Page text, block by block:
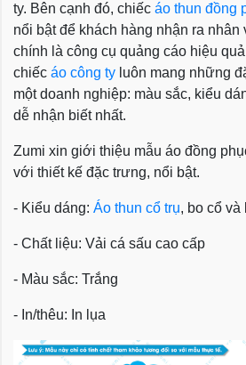
ty. Bên cạnh đó, chiếc áo thun đồng
nổi bật để khách hàng nhận ra nhân
chính là công cụ quảng cáo hiệu
chiếc áo công ty luôn mang những
một doanh nghiệp: màu sắc, kiểu
dễ nhận biết nhất.
Zumi xin giới thiệu mẫu áo đồng
với thiết kế đặc trưng, nổi bật.
- Kiểu dáng: Áo thun cổ trụ, bo cổ và
- Chất liệu: Vải cá sấu cao cấp
- Màu sắc: Trắng
- In/thêu: In lụa